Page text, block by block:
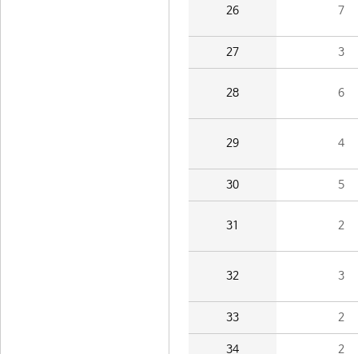
26 7
27 3
28 6
29 4
30 5
31 2
32 3
33 2
34 2